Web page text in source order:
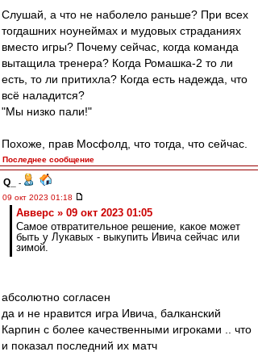
Слушай, а что не наболело раньше? При всех
тогдашних ноунеймах и мудовых страданиях
вместо игры? Почему сейчас, когда команда
вытащила тренера? Когда Ромашка-2 то ли
есть, то ли притихла? Когда есть надежда, что
всё наладится?
"Мы низко пали!"
Похоже, прав Мосфолд, что тогда, что сейчас.
Последнее сообщение
Q_
-
09 окт 2023 01:18
Авверс » 09 окт 2023 01:05
Самое отвратительное решение, какое может
быть у Лукавых - выкупить Ивича сейчас или
зимой.
абсолютно согласен
да и не нравится игра Ивича, балканский
Карпин с более качественными игроками .. что
и показал последний их матч